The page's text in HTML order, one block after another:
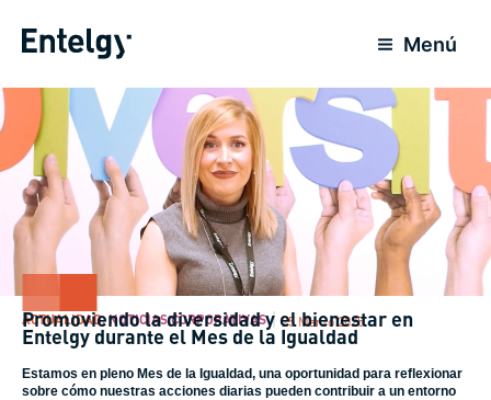
Menú
ACTUALIDAD,NOTICIAS CORPORATIVAS 25 Marzo 2025
Promoviendo la diversidad y el bienestar en
Entelgy durante el Mes de la Igualdad
Estamos en pleno Mes de la Igualdad, una oportunidad para reflexionar
sobre cómo nuestras acciones diarias pueden contribuir a un entorno